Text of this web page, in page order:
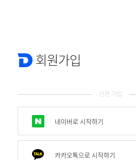
회원가입
간편 가입
네이버로 시작하기
카카오톡으로 시작하기